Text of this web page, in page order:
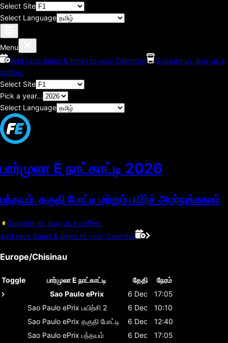
Select Site
Select Language
Menu
Add race dates & times to your Calendar
Support us, buy us a
coffee.
Select Site
Pick a year...
Select Language
பார்முலா E நாட்காட்டி 2026
பந்தயம், தகுதி போட்டி மற்றும் பயிர்ச் அமர்வுக்காலம்
Support us, buy us a coffee.
Add race dates & times to your Calendar
Europe/Chisinau
Toggle பார்முலா E நாட்காட்டி தேதி
நேரம்
Sao Paulo ePrix
6 Dec
17:05
Sao Paulo ePrix பயிற்சி 2 6 Dec
10:10
Sao Paulo ePrix தகுதி போட்டி 6 Dec
12:40
Sao Paulo ePrix பந்தயம் 6 Dec
17:05